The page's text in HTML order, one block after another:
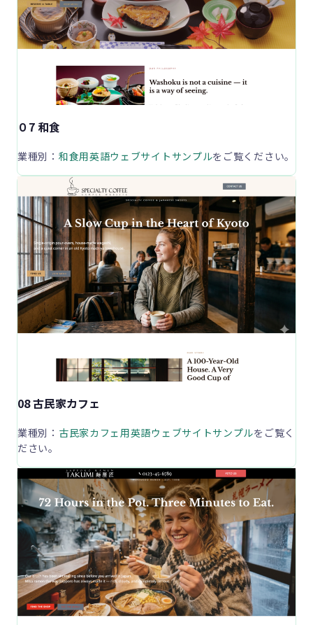
０7 和食
業種別： 和食用英語ウェブサイトサンプルをご覧ください。
08 古民家カフェ
業種別： 古民家カフェ用英語ウェブサイトサンプルをご覧く
ださい。